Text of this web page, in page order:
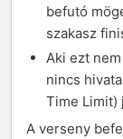
befutó
szakasz
Aki ezt
nincs
Time Limit)
A verseny